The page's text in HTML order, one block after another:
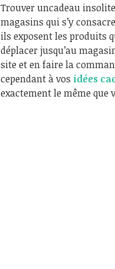
Trouver uncadeau
magasins qui s’y
ils exposent les produits
déplacer jusqu’au
site et en faire la
cependant à vos idées
exactement le même que